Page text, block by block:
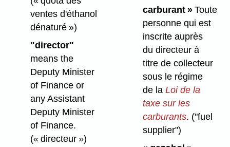
ventes d'éthanol
dénaturé »)
"director"
means the
Deputy Minister
of Finance or
any Assistant
Deputy Minister
of Finance.
(« directeur »)
carburant »Toute
personne qui est
inscrite auprès
du directeur à
titre de collecteur
sous le régime
de la Loi de la
taxe sur les
carburants. ("fuel
supplier")